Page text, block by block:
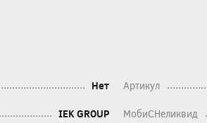
Нет Артикул
IEK GROUP МобиСНеликвид